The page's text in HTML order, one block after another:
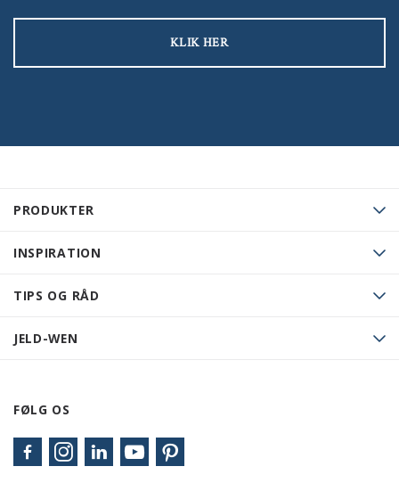
PRODUKTER
INSPIRATION
TIPS OG RÅD
JELD-WEN
FØLG OS
KLIK HER